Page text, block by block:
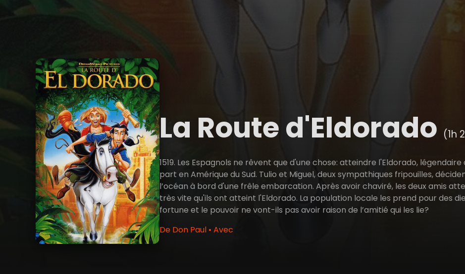
La Route d'Eldorado (1h
1519. Les Espagnols ne rêvent que d'une chose: atteindre l'Eldorado,
part en Amérique du Sud. Tulio et Miguel, deux sympathiques fripouilles,
l’océan à bord d'une frêle embarcation. Après avoir chaviré, les deux amis
très vite qu'ils ont atteint l'Eldorado. La population locale les prend pour des
fortune et le pouvoir ne vont-ils pas avoir raison de l’amitié qui les lie?
De Don Paul • Avec